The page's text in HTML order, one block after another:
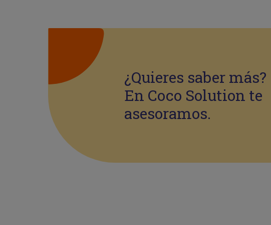
¿Quieres saber más?
En Coco Solution te
asesoramos.